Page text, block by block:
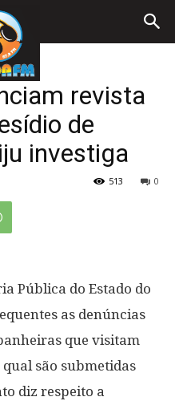
revista
de
investiga
0
513
Pública do Estado do
as denúncias
que visitam
são submetidas
diz respeito a